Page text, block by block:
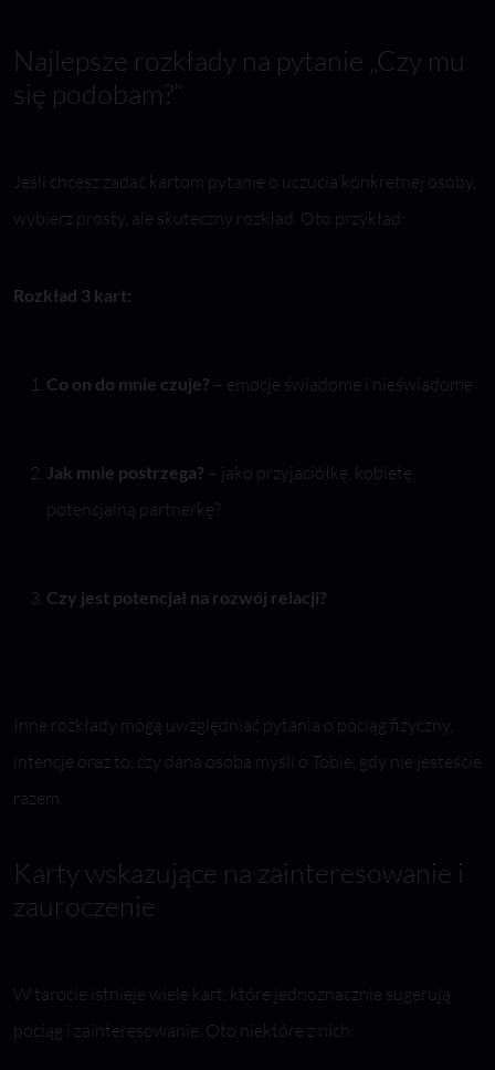
Najlepsze rozkłady na pytanie „Czy mu
się podobam?”
Jeśli chcesz zadać kartom pytanie o uczucia konkretnej osoby,
wybierz prosty, ale skuteczny rozkład. Oto przykład:
Rozkład 3 kart:
Co on do mnie czuje? – emocje świadome i nieświadome
Jak mnie postrzega? – jako przyjaciółkę, kobietę,
potencjalną partnerkę?
Czy jest potencjał na rozwój relacji?
Inne rozkłady mogą uwzględniać pytania o pociąg fizyczny,
intencje oraz to, czy dana osoba myśli o Tobie, gdy nie jesteście
razem.
Karty wskazujące na zainteresowanie i
zauroczenie
W tarocie istnieje wiele kart, które jednoznacznie sugerują
pociąg i zainteresowanie. Oto niektóre z nich: